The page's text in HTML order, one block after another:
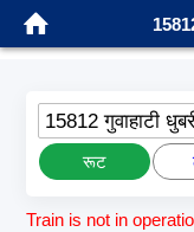
15812 गुवाहाटी
रूट
Train is not in